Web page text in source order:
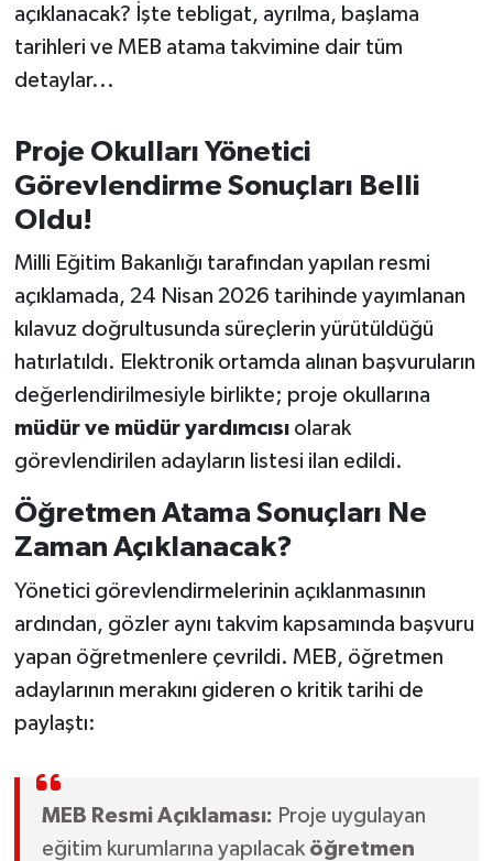
açıklanacak? İşte tebligat, ayrılma, başlama
tarihleri ve MEB atama takvimine dair tüm
detaylar...
Proje Okulları Yönetici
Görevlendirme Sonuçları Belli
Oldu!
Milli Eğitim Bakanlığı tarafından yapılan resmi
açıklamada, 24 Nisan 2026 tarihinde yayımlanan
kılavuz doğrultusunda süreçlerin yürütüldüğü
hatırlatıldı. Elektronik ortamda alınan başvuruların
değerlendirilmesiyle birlikte; proje okullarına
müdür ve müdür yardımcısıolarak
görevlendirilen adayların listesi ilan edildi.
Öğretmen Atama Sonuçları Ne
Zaman Açıklanacak?
Yönetici görevlendirmelerinin açıklanmasının
ardından, gözler aynı takvim kapsamında başvuru
yapan öğretmenlere çevrildi. MEB, öğretmen
adaylarının merakını gideren o kritik tarihi de
paylaştı:
MEB Resmi Açıklaması: Proje uygulayan
eğitim kurumlarına yapılacak öğretmen
SEYAHAT
SİYASET
Sındırgı
SPOR
Susurluk
TARİHTE BUGÜN
TEKNOLOJİ
Trend
VİZYONDAKİLER